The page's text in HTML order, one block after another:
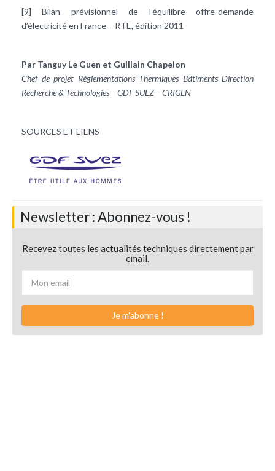
[9] Bilan prévisionnel de l’équilibre offre-demande
d’électricité en France – RTE, édition 2011
Par Tanguy Le Guen et Guillain Chapelon
Chef de projet Réglementations Thermiques Bâtiments Direction
Recherche & Technologies – GDF SUEZ – CRIGEN
SOURCES ET LIENS
Newsletter : Abonnez-vous !
Recevez toutes les actualités techniques directement par
email.
Je m'abonne !